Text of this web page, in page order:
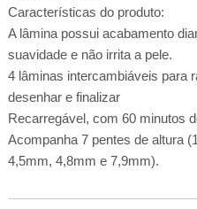
Características do produto:
A lâmina possui acabamento
suavidade e não irrita a pele.
4 lâminas intercambiáveis para
desenhar e finalizar
Recarregável, com 60 minutos
Acompanha 7 pentes de altura
4,5mm, 4,8mm e 7,9mm).